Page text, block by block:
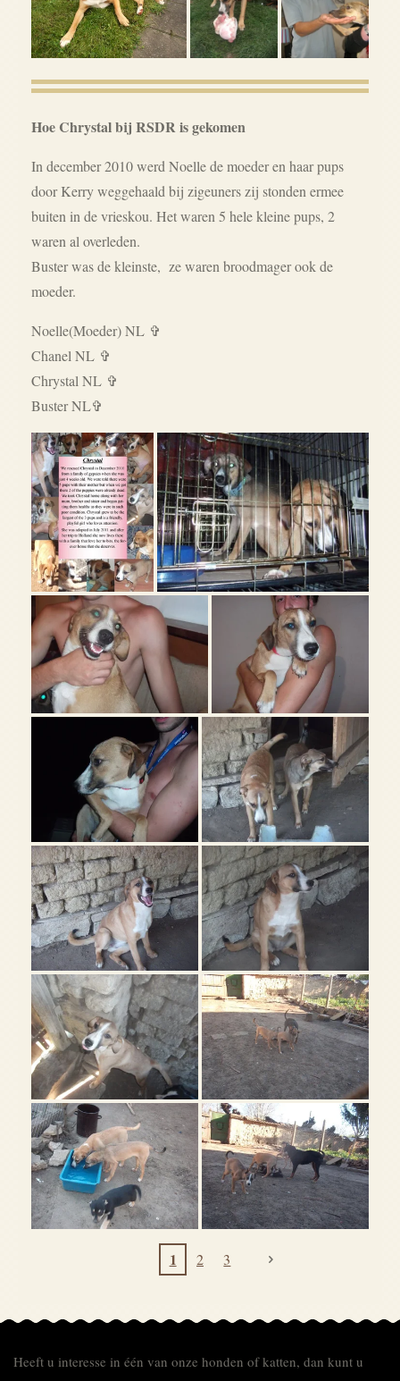
Hoe Chrystal bij RSDR is gekomen
In december 2010 werd Noelle de moeder en haar pups
door Kerry weggehaald bij zigeuners zij stonden ermee
buiten in de vrieskou. Het waren 5 hele kleine pups, 2
waren al overleden.
Buster was de kleinste, ze waren broodmager ook de
moeder.
Noelle(Moeder) NL ✞
Chanel NL ✞
Chrystal NL ✞
Buster NL✞
1 2 3
Heeft u interesse in één van onze honden of katten, dan kunt u